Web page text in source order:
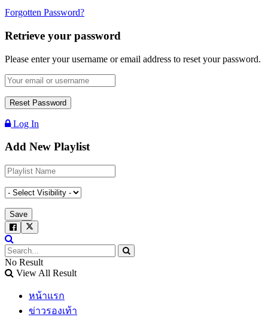
Forgotten Password?
Retrieve your password
Please enter your username or email address to reset your password.
Log In
Add New Playlist
No Result
View All Result
หน้าแรก
ข่าวรองเท้า